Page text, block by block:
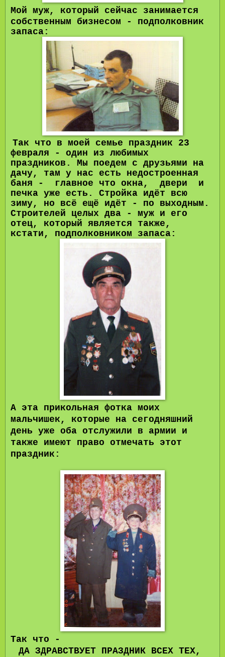
Мой муж, который сейчас занимается
собственным бизнесом - подполковник
запаса:
Так что в моей семье праздник 23
февраля - один из любимых
праздников. Мы поедем с друзьями на
дачу, там у нас есть недостроенная
баня - главное что окна, двери и
печка уже есть. Стройка идёт всю
зиму, но всё ещё идёт - по выходным.
Строителей целых два - муж и его
отец, который является также,
кстати, подполковником запаса:
А эта прикольная фотка моих
мальчишек, которые на сегодняшний
день уже оба отслужили в армии и
также имеют право отмечать этот
праздник:
Так что -
ДА ЗДРАВСТВУЕТ ПРАЗДНИК ВСЕХ ТЕХ,